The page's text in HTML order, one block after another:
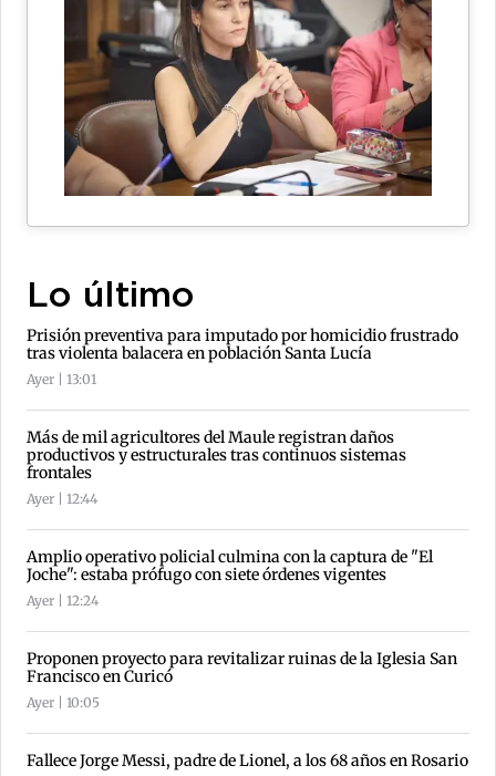
Lo último
Prisión preventiva para imputado por homicidio frustrado
tras violenta balacera en población Santa Lucía
Ayer | 13:01
Más de mil agricultores del Maule registran daños
productivos y estructurales tras continuos sistemas
frontales
Ayer | 12:44
Amplio operativo policial culmina con la captura de "El
Joche": estaba prófugo con siete órdenes vigentes
Ayer | 12:24
Proponen proyecto para revitalizar ruinas de la Iglesia San
Francisco en Curicó
Ayer | 10:05
Fallece Jorge Messi, padre de Lionel, a los 68 años en Rosario